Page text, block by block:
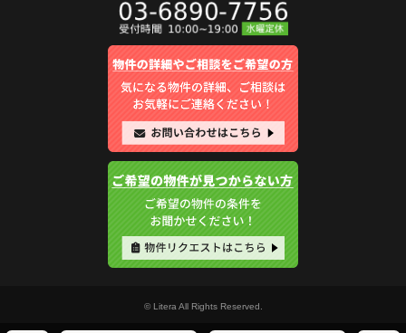
© Litera All Rights Reserved.